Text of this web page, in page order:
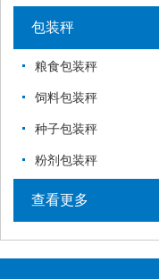
包装秤
粮食包装秤
饲料包装秤
种子包装秤
粉剂包装秤
查看更多